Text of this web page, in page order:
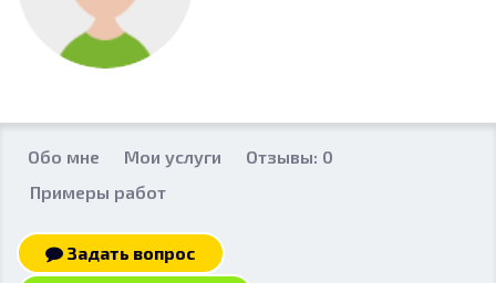
Обо мне Мои услуги
Отзывы: 0
Примеры работ
Задать вопрос